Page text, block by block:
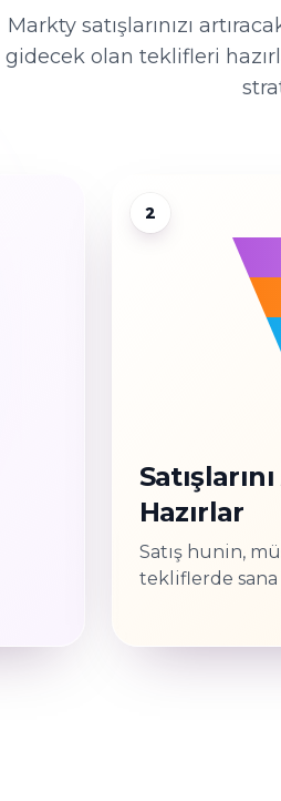
Markty satışlarınızı
gidecek olan teklifleri
2
Hazırlar
Satış hunin,
tekliflerde